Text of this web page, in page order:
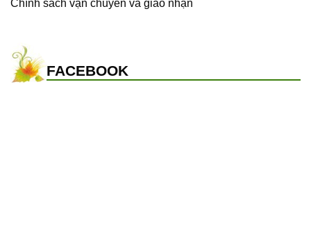
Chính sách vận chuyển và giao nhận
FACEBOOK